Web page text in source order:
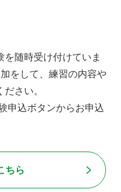
随時受け付けていま
をして、練習の内容や
さい。
申込ボタンからお申込
ちら